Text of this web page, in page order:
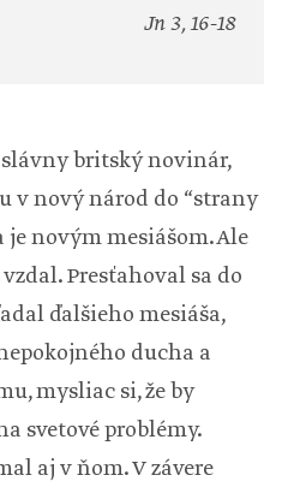
Jn 3, 16-18
britský novinár,
v nový národ do “strany
je novým mesiášom. Ale
Presťahoval sa do
ďalšieho mesiáša,
ducha a
mysliac si, že by
svetové problémy.
aj v ňom. V závere